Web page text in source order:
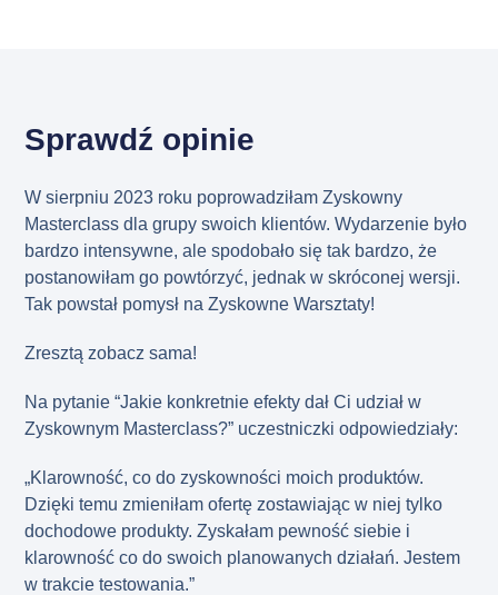
Sprawdź opinie
W sierpniu 2023 roku poprowadziłam Zyskowny
Masterclass dla grupy swoich klientów. Wydarzenie było
bardzo intensywne, ale spodobało się tak bardzo, że
postanowiłam go powtórzyć, jednak w skróconej wersji.
Tak powstał pomysł na Zyskowne Warsztaty!
Zresztą zobacz sama!
Na pytanie “Jakie konkretnie efekty dał Ci udział w
Zyskownym Masterclass?” uczestniczki odpowiedziały:
„Klarowność, co do zyskowności moich produktów.
Dzięki temu zmieniłam ofertę zostawiając w niej tylko
dochodowe produkty. Zyskałam pewność siebie i
klarowność co do swoich planowanych działań. Jestem
w trakcie testowania.”